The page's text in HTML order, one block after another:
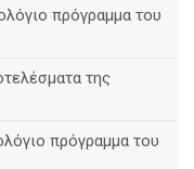
πρόγραμμα του
της
πρόγραμμα του